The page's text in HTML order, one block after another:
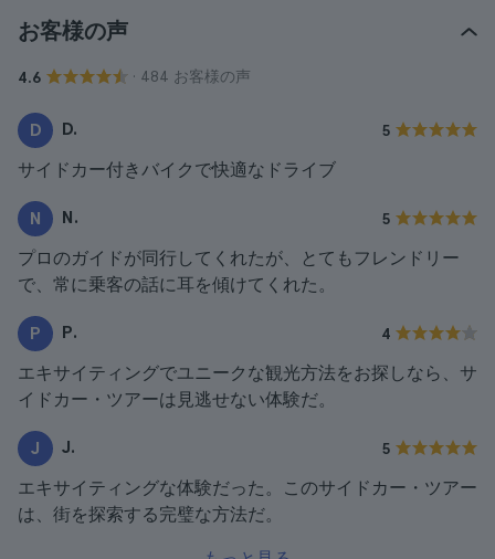
お客様の声
4.6 · 484 お客様の声
D D. 5
サイドカー付きバイクで快適なドライブ
N N. 5
プロのガイドが同行してくれたが、とてもフレンドリー
で、常に乗客の話に耳を傾けてくれた。
P P. 4
エキサイティングでユニークな観光方法をお探しなら、サ
イドカー・ツアーは見逃せない体験だ。
J J. 5
エキサイティングな体験だった。このサイドカー・ツアー
は、街を探索する完璧な方法だ。